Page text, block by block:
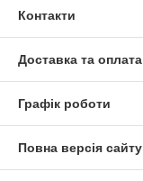
Контакти
Доставка та оплата
Графік роботи
Повна версія сайту